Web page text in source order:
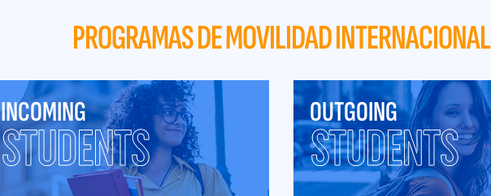
PROGRAMAS DE MOVILIDAD INTERNACIONAL
INCOMING OUTGOING